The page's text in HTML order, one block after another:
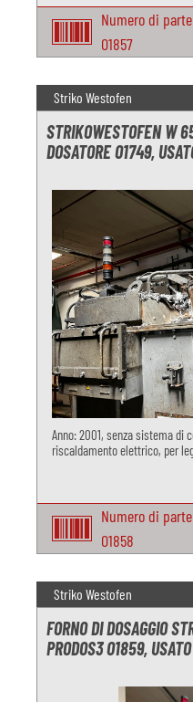
Numero di parte
O1857
Striko Westofen
STRIKOWESTOFEN W
DOSATORE O1749,
Anno: 2001, senza sistema di
riscaldamento elettrico, per
Numero di parte
O1858
Striko Westofen
FORNO DI DOSAGGIO
PRODOS3 O1859, USATO